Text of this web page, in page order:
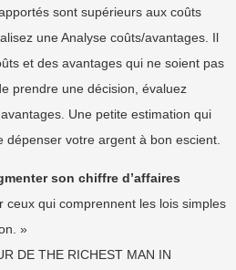
sont supérieurs aux coûts
une Analyse coûts/avantages. Il
et des avantages qui ne soient pas
prendre une décision, évaluez
Une petite estimation qui
dépenser votre argent à bon escient.
son chiffre d’affaires
ceux qui comprennent les lois simples
»
DE THE RICHEST MAN IN